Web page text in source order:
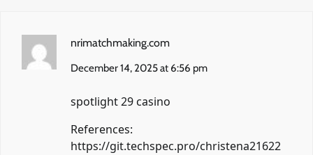
nrimatchmaking.com
December 14, 2025 at 6:56 pm
spotlight 29 casino
References:
https://git.techspec.pro/christena21622